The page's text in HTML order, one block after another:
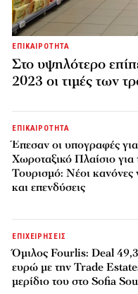
ΕΠΙΚΑΙΡΟΤΗΤΑ
Στο υψηλότερο
2023 οι τιμές των
ΕΠΙΚΑΙΡΟΤΗΤΑ
Έπεσαν οι υπογραφές
Χωροταξικό Πλαίσιο για
Τουρισμό: Νέοι κανόνες
και επενδύσεις
ΕΠΙΧΕΙΡΗΣΕΙΣ
Όμιλος Fourlis: Deal
ευρώ με την Trade
μερίδιο του στο Sofia